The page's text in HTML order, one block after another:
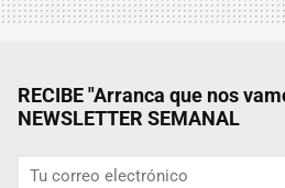
RECIBE "Arranca que nos
NEWSLETTER SEMANAL